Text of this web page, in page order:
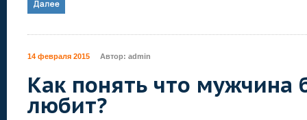
14 февраля 2015 Автор: admin
Как понять что мужчина
любит?